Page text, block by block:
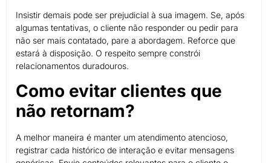
Insistir demais pode ser prejudicial à sua imagem. Se, após
algumas tentativas, o cliente não responder ou pedir para
não ser mais contatado, pare a abordagem. Reforce que
estará à disposição. O respeito sempre constrói
relacionamentos duradouros.
Como evitar clientes que
não retornam?
A melhor maneira é manter um atendimento atencioso,
registrar cada histórico de interação e evitar mensagens